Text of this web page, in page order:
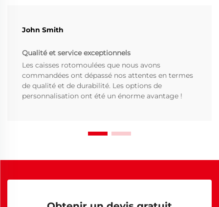
John Smith
Qualité et service exceptionnels
Les caisses rotomoulées que nous avons
commandées ont dépassé nos attentes en termes
de qualité et de durabilité. Les options de
personnalisation ont été un énorme avantage !